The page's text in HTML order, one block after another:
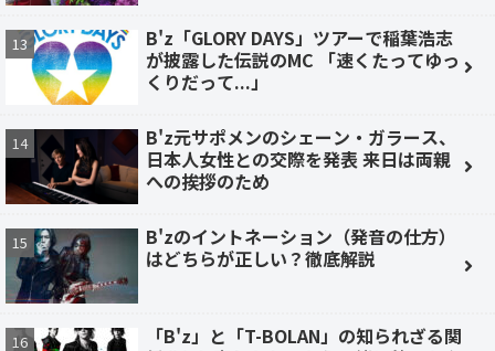
B'z「GLORY DAYS」ツアーで稲葉浩志
が披露した伝説のMC 「速くたってゆっ
くりだって...」
B'z元サポメンのシェーン・ガラース、
日本人女性との交際を発表 来日は両親
への挨拶のため
B'zのイントネーション（発音の仕方）
はどちらが正しい？徹底解説
「B'z」と「T-BOLAN」の知られざる関